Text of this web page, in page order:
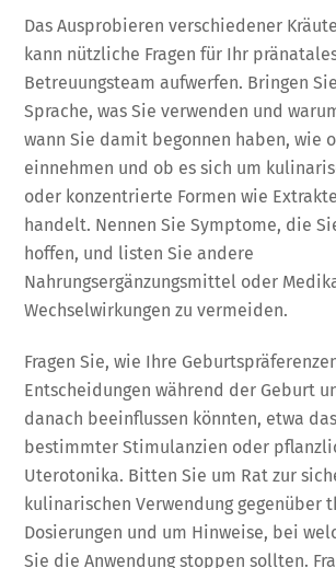
Das Ausprobieren verschiedener
kann nützliche Fragen für Ihr
Betreuungsteam aufwerfen. Bringen
Sprache, was Sie verwenden und
wann Sie damit begonnen haben, wie
einnehmen und ob es sich um
oder konzentrierte Formen wie
handelt. Nennen Sie Symptome, die
hoffen, und listen Sie andere
Nahrungsergänzungsmittel oder
Wechselwirkungen zu vermeiden.
Fragen Sie, wie Ihre
Entscheidungen während der Geburt
danach beeinflussen könnten, etwa
bestimmter Stimulanzien oder
Uterotonika. Bitten Sie um Rat zur
kulinarischen Verwendung gegenüber
Dosierungen und um Hinweise, bei
Sie die Anwendung stoppen sollten.